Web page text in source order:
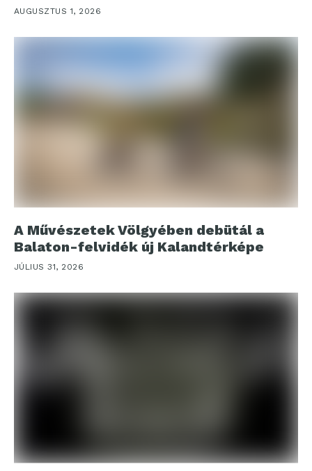
AUGUSZTUS 1, 2026
A Művészetek Völgyében debütál a
Balaton-felvidék új Kalandtérképe
JÚLIUS 31, 2026